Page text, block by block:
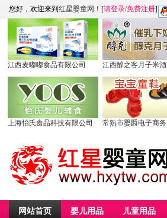
您好，欢迎来到 红星婴童网 ！[请登录/免费注册]
江西麦嘟嘟食品有限公司 江西醇之客月子米酒
上海怡氏食品科技有限公司 常熟市婴爵电子商务
网站首页 婴儿用品 儿童用品